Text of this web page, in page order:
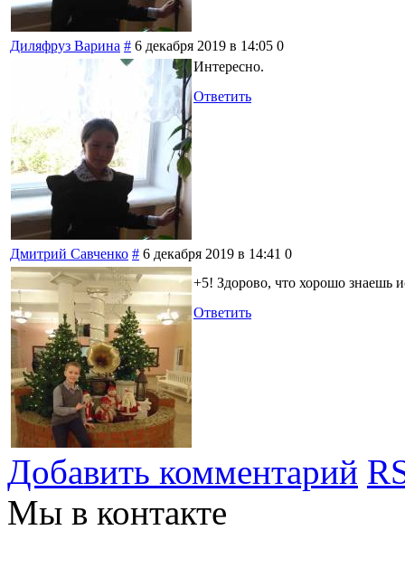
Диляфруз Варина # 6 декабря 2019 в 14:05 0
Интересно.
Ответить
Дмитрий Савченко # 6 декабря 2019 в 14:41 0
+5! Здорово, что хорошо знаешь
Ответить
Добавить комментарий
Мы в контакте